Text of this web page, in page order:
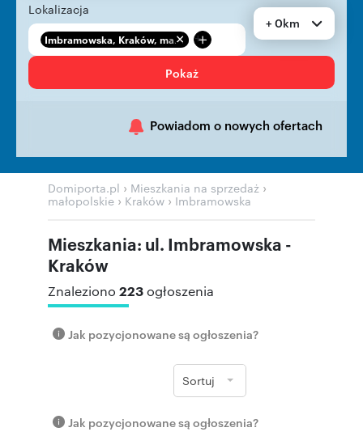
Lokalizacja
Imbramowska, Kraków, ma... +
+ 0km
Pokaż
Powiadom o nowych ofertach
Domiporta.pl › Mieszkania na sprzedaż ›
małopolskie › Kraków › Imbramowska
Mieszkania: ul. Imbramowska -
Kraków
Znaleziono 223ogłoszenia
Jak pozycjonowane są ogłoszenia?
Sortuj
Jak pozycjonowane są ogłoszenia?